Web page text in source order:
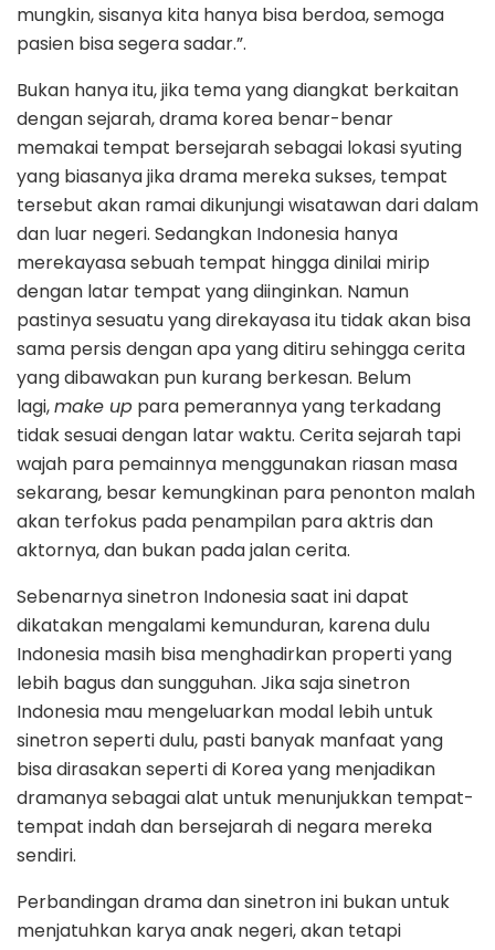
mungkin, sisanya kita hanya bisa berdoa, semoga
pasien bisa segera sadar.”.
Bukan hanya itu, jika tema yang diangkat berkaitan
dengan sejarah, drama korea benar-benar
memakai tempat bersejarah sebagai lokasi syuting
yang biasanya jika drama mereka sukses, tempat
tersebut akan ramai dikunjungi wisatawan dari dalam
dan luar negeri. Sedangkan Indonesia hanya
merekayasa sebuah tempat hingga dinilai mirip
dengan latar tempat yang diinginkan. Namun
pastinya sesuatu yang direkayasa itu tidak akan bisa
sama persis dengan apa yang ditiru sehingga cerita
yang dibawakan pun kurang berkesan. Belum
lagi,make up para pemerannya yang terkadang
tidak sesuai dengan latar waktu. Cerita sejarah tapi
wajah para pemainnya menggunakan riasan masa
sekarang, besar kemungkinan para penonton malah
akan terfokus pada penampilan para aktris dan
aktornya, dan bukan pada jalan cerita.
Sebenarnya sinetron Indonesia saat ini dapat
dikatakan mengalami kemunduran, karena dulu
Indonesia masih bisa menghadirkan properti yang
lebih bagus dan sungguhan. Jika saja sinetron
Indonesia mau mengeluarkan modal lebih untuk
sinetron seperti dulu, pasti banyak manfaat yang
bisa dirasakan seperti di Korea yang menjadikan
dramanya sebagai alat untuk menunjukkan tempat-
tempat indah dan bersejarah di negara mereka
sendiri.
Perbandingan drama dan sinetron ini bukan untuk
menjatuhkan karya anak negeri, akan tetapi